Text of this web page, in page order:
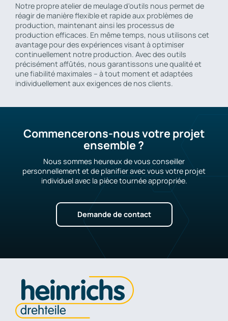
Notre propre atelier de meulage d'outils nous permet de
réagir de manière flexible et rapide aux problèmes de
production, maintenant ainsi les processus de
production efficaces. En même temps, nous utilisons cet
avantage pour des expériences visant à optimiser
continuellement notre production. Avec des outils
précisément affûtés, nous garantissons une qualité et
une fiabilité maximales – à tout moment et adaptées
individuellement aux exigences de nos clients.
Commencerons-nous votre projet
ensemble ?
Nous sommes heureux de vous conseiller
personnellement et de planifier avec vous votre projet
individuel avec la pièce tournée appropriée.
Demande de contact